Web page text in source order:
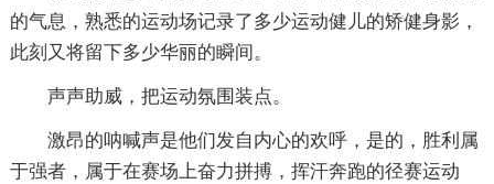
的气息，熟悉的运动场记录了多少运动健儿的矫健身影，
此刻又将留下多少华丽的瞬间。
声声助威，把运动氛围装点。
激昂的呐喊声是他们发自内心的欢呼，是的，胜利属
于强者，属于在赛场上奋力拼搏，挥汗奔跑的径赛运动